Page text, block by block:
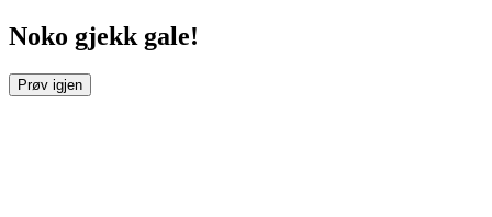
Noko gjekk gale!
Prøv igjen